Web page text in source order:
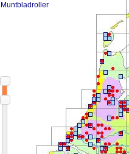
Muntbladroller